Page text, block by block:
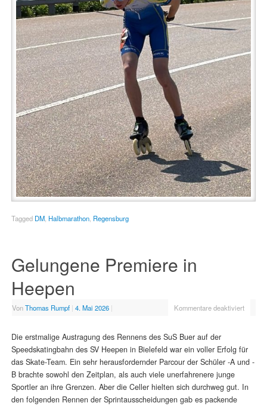
Tagged DM, Halbmarathon, Regensburg
Gelungene Premiere in
Heepen
VonThomas Rumpf | 4. Mai 2026 | Kommentare deaktiviert
Die erstmalige Austragung des Rennens des SuS Buer auf der
Speedskatingbahn des SV Heepen in Bielefeld war ein voller Erfolg für
das Skate-Team. Ein sehr herausfordernder Parcour der Schüler -A und -
B brachte sowohl den Zeitplan, als auch viele unerfahrenere junge
Sportler an ihre Grenzen. Aber die Celler hielten sich durchweg gut. In
den folgenden Rennen der Sprintausscheidungen gab es packende